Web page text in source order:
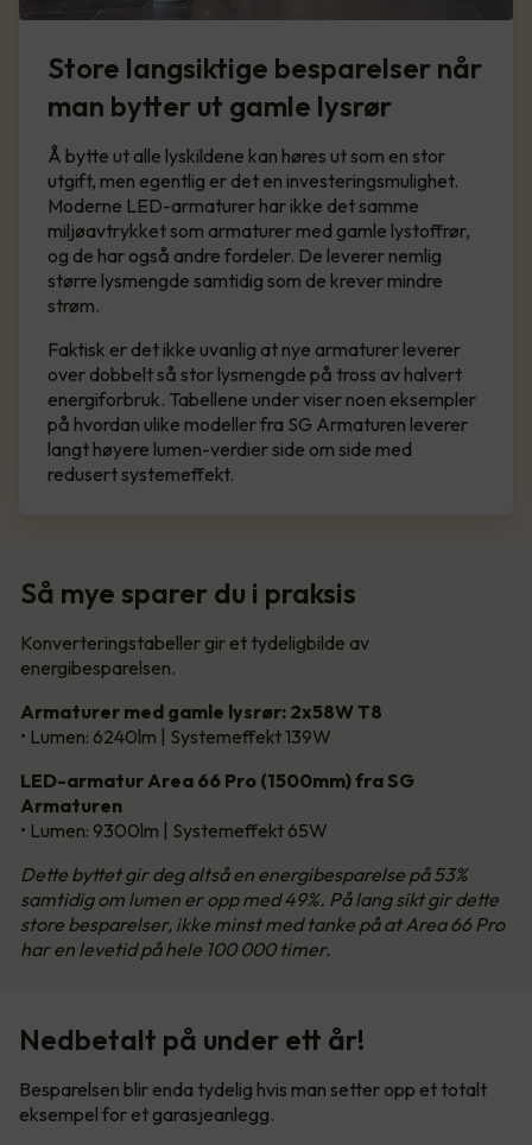
Store langsiktige besparelser når
man bytter ut gamle lysrør
Å bytte ut alle lyskildene kan høres ut som en stor
utgift, men egentlig er det en investeringsmulighet.
Moderne LED-armaturer har ikke det samme
miljøavtrykket som armaturer med gamle lystoffrør,
og de har også andre fordeler. De leverer nemlig
større lysmengde samtidig som de krever mindre
strøm.
Faktisk er det ikke uvanlig at nye armaturer leverer
over dobbelt så stor lysmengde på tross av halvert
energiforbruk. Tabellene under viser noen eksempler
på hvordan ulike modeller fra SG Armaturen leverer
langt høyere lumen-verdier side om side med
redusert systemeffekt.
Så mye sparer du i praksis
Konverteringstabeller gir et tydeligbilde av
energibesparelsen.
Armaturer med gamle lysrør: 2x58W T8
• Lumen: 6240lm | Systemeffekt 139W
LED-armatur Area 66 Pro (1500mm) fra SG
Armaturen
• Lumen: 9300lm | Systemeffekt 65W
Dette byttet gir deg altså en energibesparelse på 53%
samtidig om lumen er opp med 49%. På lang sikt gir dette
store besparelser, ikke minst med tanke på at Area 66 Pro
har en levetid på hele 100 000 timer.
Nedbetalt på under ett år!
Besparelsen blir enda tydelig hvis man setter opp et totalt
eksempel for et garasjeanlegg.